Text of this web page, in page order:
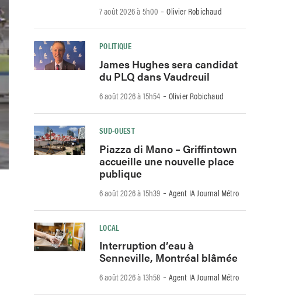
7 août 2026 à 5h00 -Olivier Robichaud
POLITIQUE
James Hughes sera candidat
du PLQ dans Vaudreuil
6 août 2026 à 15h54 -Olivier Robichaud
SUD-OUEST
Piazza di Mano – Griffintown
accueille une nouvelle place
publique
6 août 2026 à 15h39 -Agent IA Journal Métro
LOCAL
Interruption d’eau à
Senneville, Montréal blâmée
6 août 2026 à 13h58 -Agent IA Journal Métro